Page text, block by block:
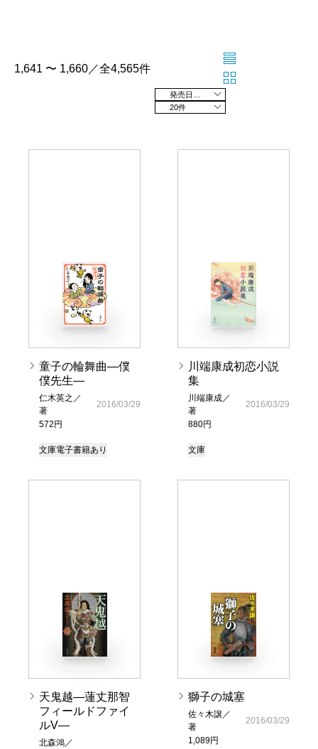
1,641 〜 1,660／全4,565件
20件
童子の輪舞曲―僕
僕先生―
仁木英之／
著
572円
2016/03/29
文庫電子書籍あり
川端康成初恋小説
集
川端康成／
著
880円
2016/03/29
文庫
天鬼越―蓮丈那智
フィールドファイ
ルV―
北森鴻／
獅子の城塞
佐々木譲／
著
1,089円
2016/03/29